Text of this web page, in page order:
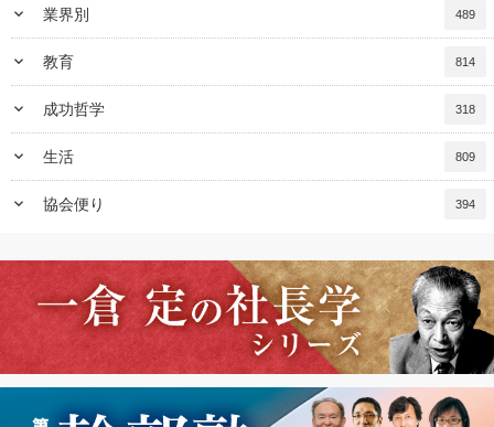
keyboard_arrow_down 業界別 489
keyboard_arrow_down 教育 814
keyboard_arrow_down 成功哲学 318
keyboard_arrow_down 生活 809
keyboard_arrow_down 協会便り 394